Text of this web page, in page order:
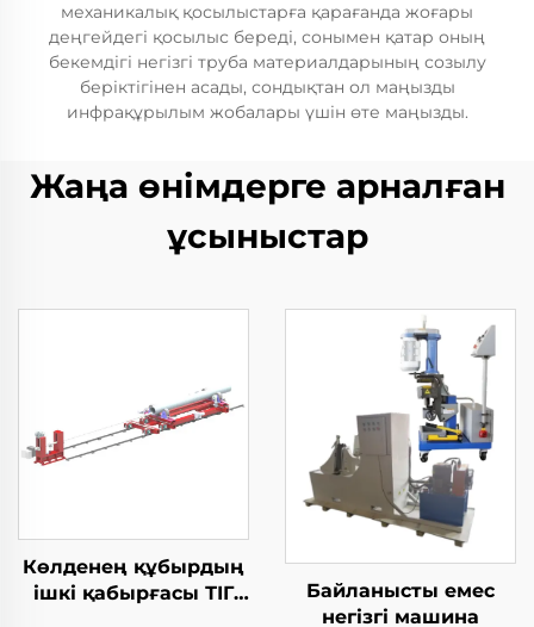
механикалық қосылыстарға қарағанда жоғары
деңгейдегі қосылыс береді, сонымен қатар оның
бекемдігі негізгі труба материалдарының созылу
беріктігінен асады, сондықтан ол маңызды
инфрақұрылым жобалары үшін өте маңызды.
Жаңа өнімдерге арналған
ұсыныстар
Көлденең құбырдың
ішкі қабырғасы ТІГ
Байланысты емес
негізгі машина